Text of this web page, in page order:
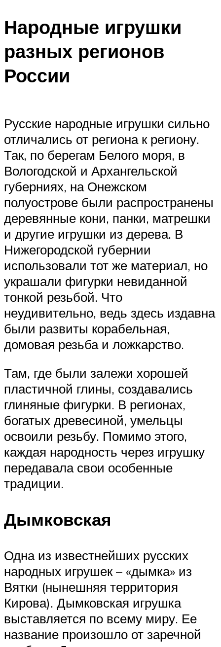
Народные игрушки
разных регионов
России
Русские народные игрушки сильно
отличались от региона к региону.
Так, по берегам Белого моря, в
Вологодской и Архангельской
губерниях, на Онежском
полуострове были распространены
деревянные кони, панки, матрешки
и другие игрушки из дерева. В
Нижегородской губернии
использовали тот же материал, но
украшали фигурки невиданной
тонкой резьбой. Что
неудивительно, ведь здесь издавна
были развиты корабельная,
домовая резьба и ложкарство.
Там, где были залежи хорошей
пластичной глины, создавались
глиняные фигурки. В регионах,
богатых древесиной, умельцы
освоили резьбу. Помимо этого,
каждая народность через игрушку
передавала свои особенные
традиции.
Дымковская
Одна из известнейших русских
народных игрушек – «дымка» из
Вятки (нынешняя территория
Кирова). Дымковская игрушка
выставляется по всему миру. Ее
название произошло от заречной